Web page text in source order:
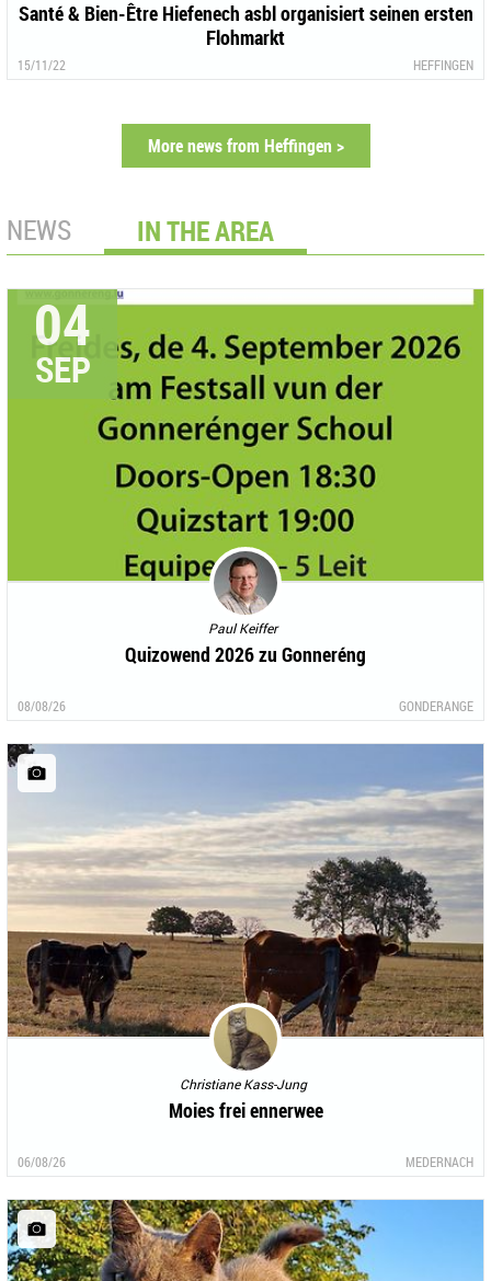
Santé & Bien-Être Hiefenech asbl organisiert seinen ersten
Flohmarkt
15/11/22 HEFFINGEN
More news from Heffingen >
NEWS IN THE AREA
04
SEP
Paul Keiffer
Quizowend 2026 zu Gonneréng
08/08/26 GONDERANGE
Christiane Kass-Jung
Moies frei ennerwee
06/08/26 MEDERNACH